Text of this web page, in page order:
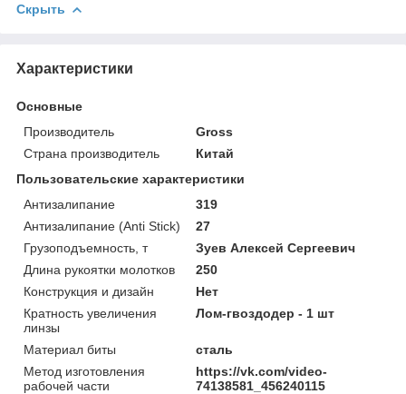
Скрыть
Характеристики
Основные
Производитель
Gross
Страна производитель
Китай
Пользовательские характеристики
Антизалипание
319
Антизалипание (Anti Stick)
27
Грузоподъемность, т
Зуев Алексей Сергеевич
Длина рукоятки молотков
250
Конструкция и дизайн
Нет
Кратность увеличения
линзы
Лом-гвоздодер - 1 шт
Материал биты
сталь
Метод изготовления
рабочей части
https://vk.com/video-
74138581_456240115